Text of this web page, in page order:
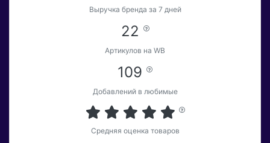
Выручка бренда за 7 дней
22
Артикулов на WB
109
Добавлений в любимые
Средняя оценка товаров